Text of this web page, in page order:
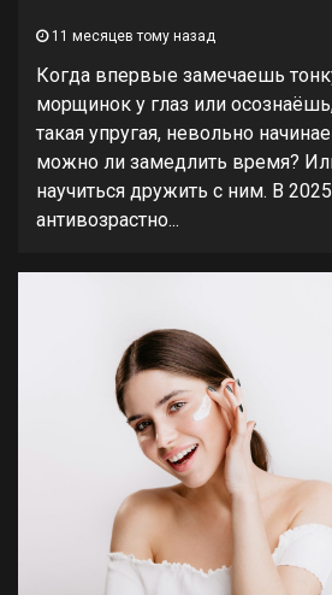
11 месяцев тому назад
Когда впервые замечаешь
морщинок у глаз или
такая упругая, невольно
можно ли замедлить время?
научиться дружить с ним. В
антивозрастно...